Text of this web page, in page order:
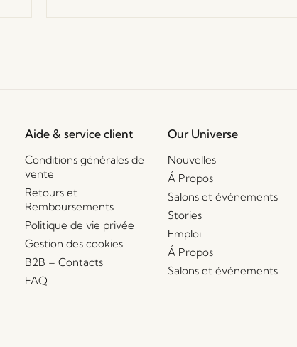
Aide & service client
Conditions générales de
vente
Retours et
Remboursements
Politique de vie privée
Gestion des cookies
B2B – Contacts
FAQ
Our Universe
Nouvelles
Á Propos
Salons et événements
Stories
Emploi
Á Propos
Salons et événements